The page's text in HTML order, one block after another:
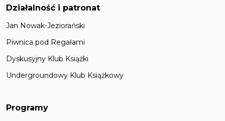
Działalność i patronat
Jan Nowak-Jeziorański
Piwnica pod Regałami
Dyskusyjny Klub Książki
Undergroundowy Klub Książkowy
Programy